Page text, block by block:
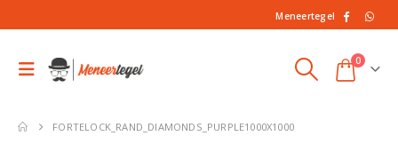
Meneertegel
0
FORTELOCK_RAND_DIAMONDS_PURPLE1000X1000